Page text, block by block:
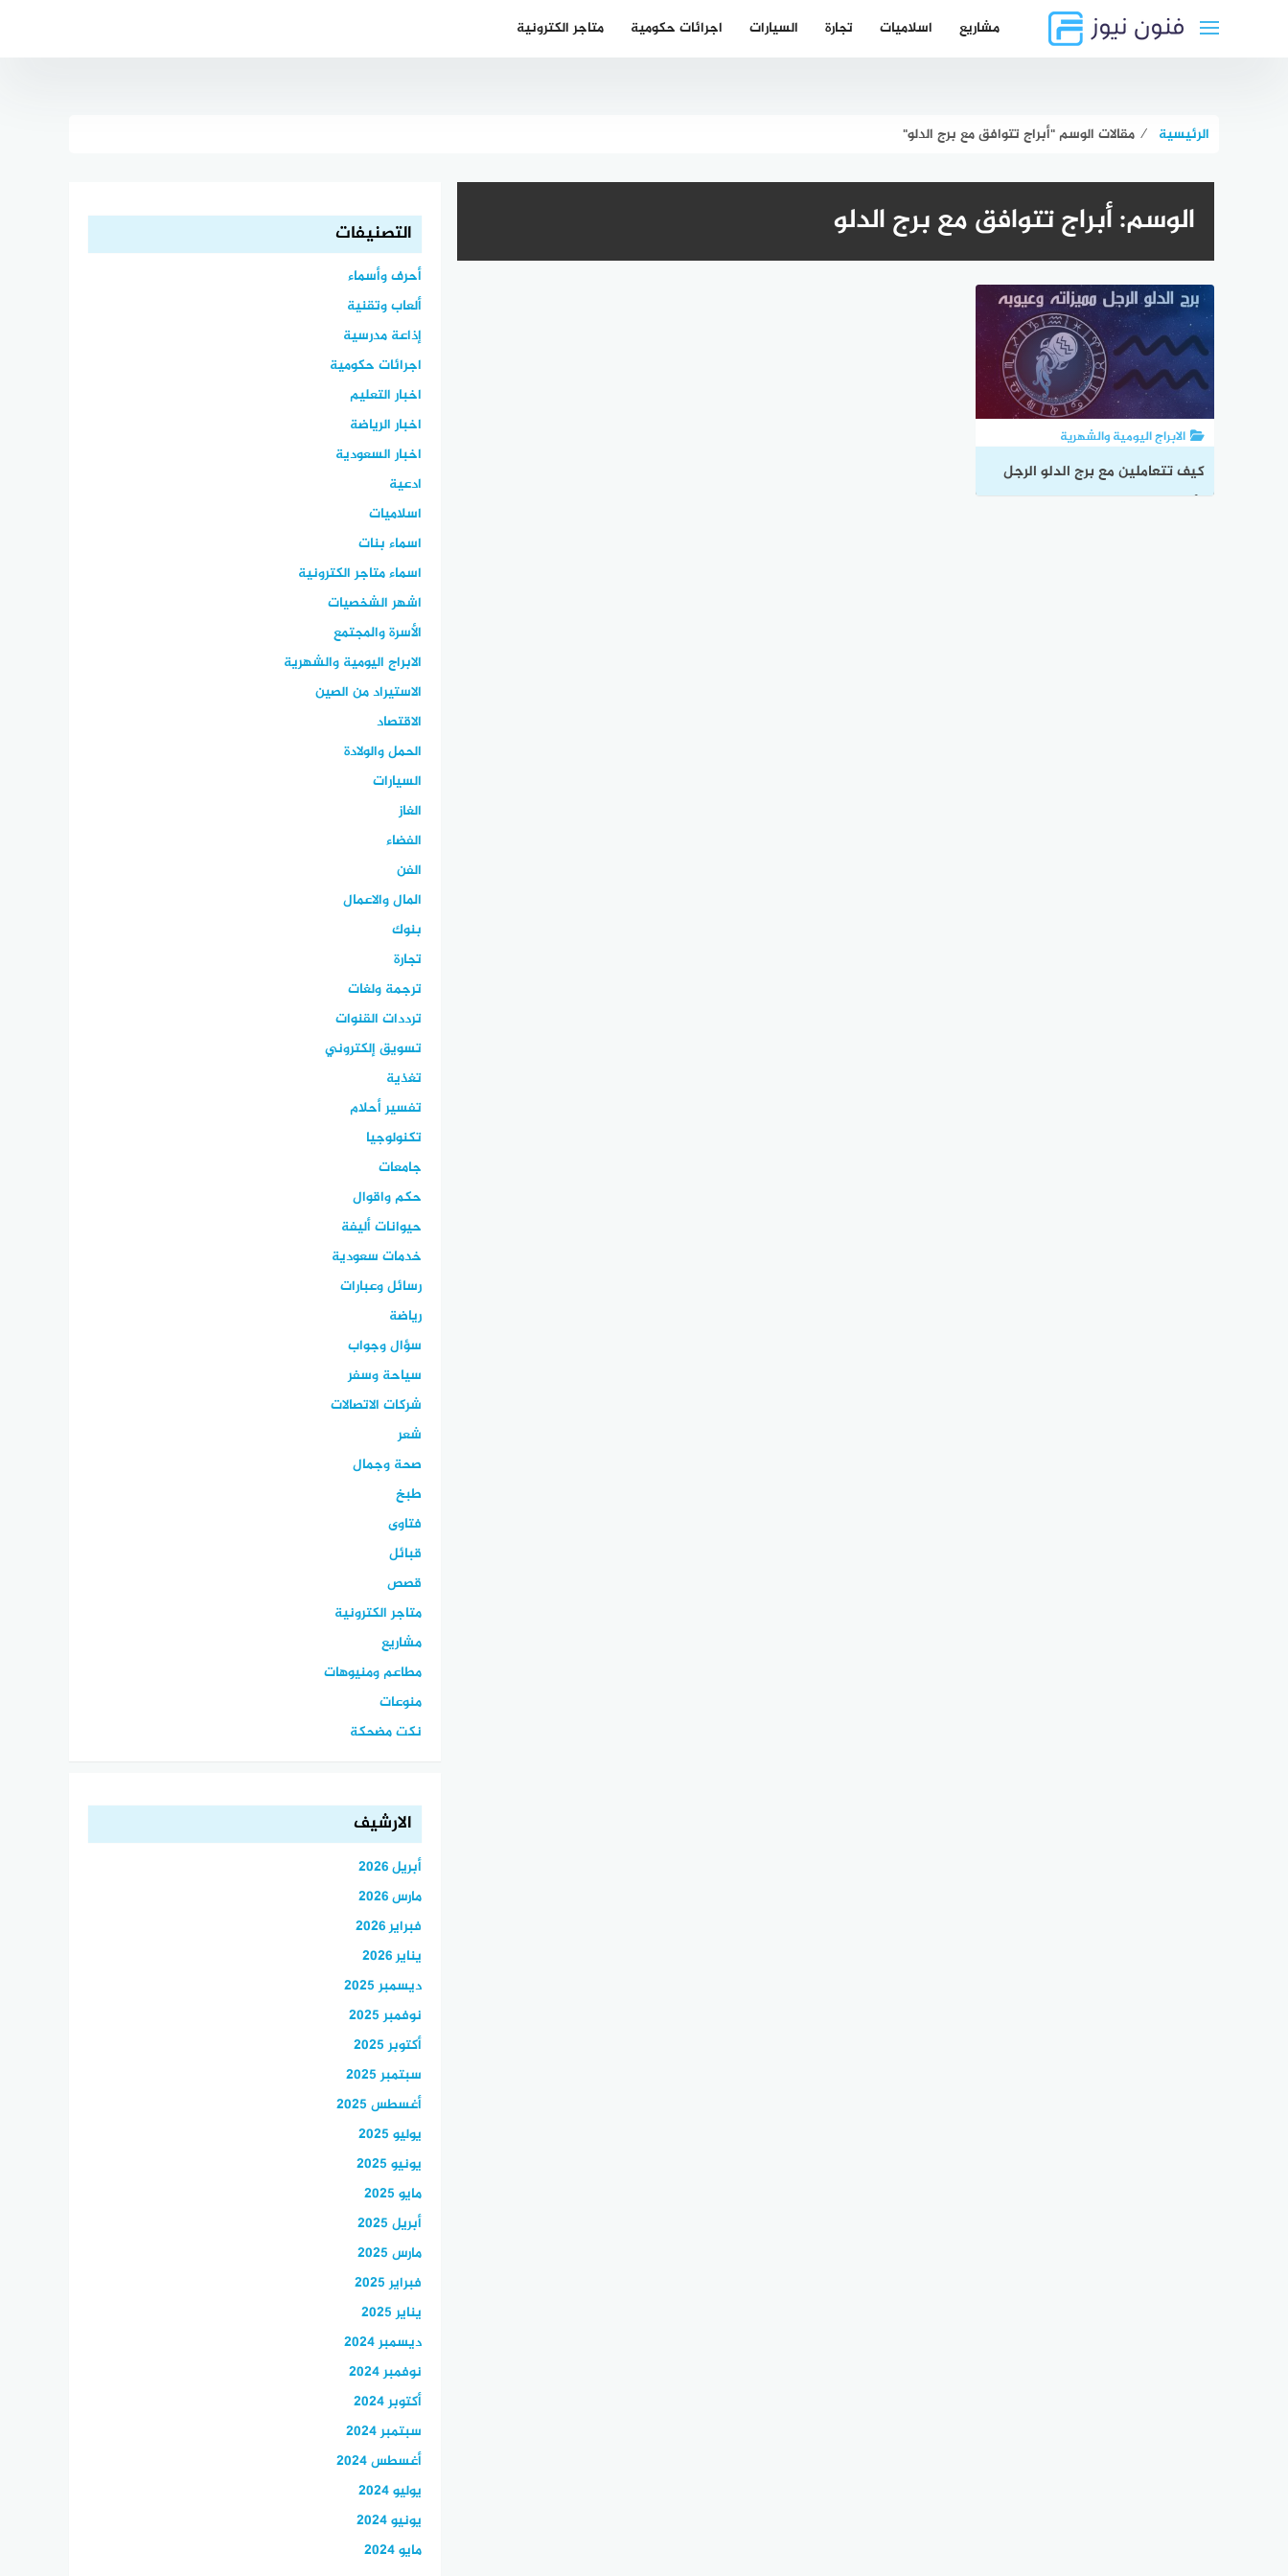
مشاريع اسلاميات تجارة السيارات اجرائات حكومية متاجر الكترونية
الرئيسية ⁄ مقالات الوسم "أبراج تتوافق مع برج الدلو"
الوسم:أبراج تتوافق مع برج الدلو
الابراج اليومية والشهرية
كيف تتعاملين مع برج الدلو الرجل
التصنيفات
أحرف وأسماء
ألعاب وتقنية
إذاعة مدرسية
اجرائات حكومية
اخبار التعليم
اخبار الرياضة
اخبار السعودية
ادعية
اسلاميات
اسماء بنات
اسماء متاجر الكترونية
اشهر الشخصيات
الأسرة والمجتمع
الابراج اليومية والشهرية
الاستيراد من الصين
الاقتصاد
الحمل والولادة
السيارات
الغاز
الفضاء
الفن
المال والاعمال
بنوك
تجارة
ترجمة ولغات
ترددات القنوات
تسويق إلكتروني
تغذية
تفسير أحلام
تكنولوجيا
جامعات
حكم واقوال
حيوانات أليفة
خدمات سعودية
رسائل وعبارات
رياضة
سؤال وجواب
سياحة وسفر
شركات الاتصالات
شعر
صحة وجمال
طبخ
فتاوى
قبائل
قصص
متاجر الكترونية
مشاريع
مطاعم ومنيوهات
منوعات
نكت مضحكة
الارشيف
أبريل 2026
مارس 2026
فبراير 2026
يناير 2026
ديسمبر 2025
نوفمبر 2025
أكتوبر 2025
سبتمبر 2025
أغسطس 2025
يوليو 2025
يونيو 2025
مايو 2025
أبريل 2025
مارس 2025
فبراير 2025
يناير 2025
ديسمبر 2024
نوفمبر 2024
أكتوبر 2024
سبتمبر 2024
أغسطس 2024
يوليو 2024
يونيو 2024
مايو 2024